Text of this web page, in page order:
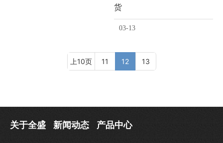
货
03-13
上10页 11 12 13
关于全盛 新闻动态 产品中心